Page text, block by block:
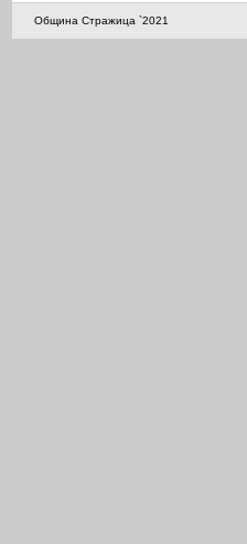
Община Стражица `2021